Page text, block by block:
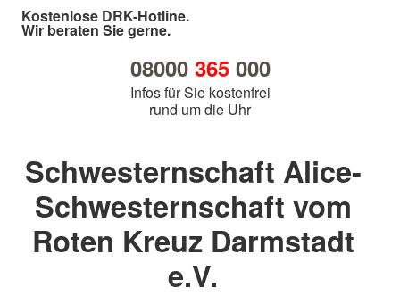
Kostenlose DRK-Hotline.
Wir beraten Sie gerne.
08000 365000
Infos für Sie kostenfrei
rund um die Uhr
Schwesternschaft Alice-
Schwesternschaft vom
Roten Kreuz Darmstadt
e.V.